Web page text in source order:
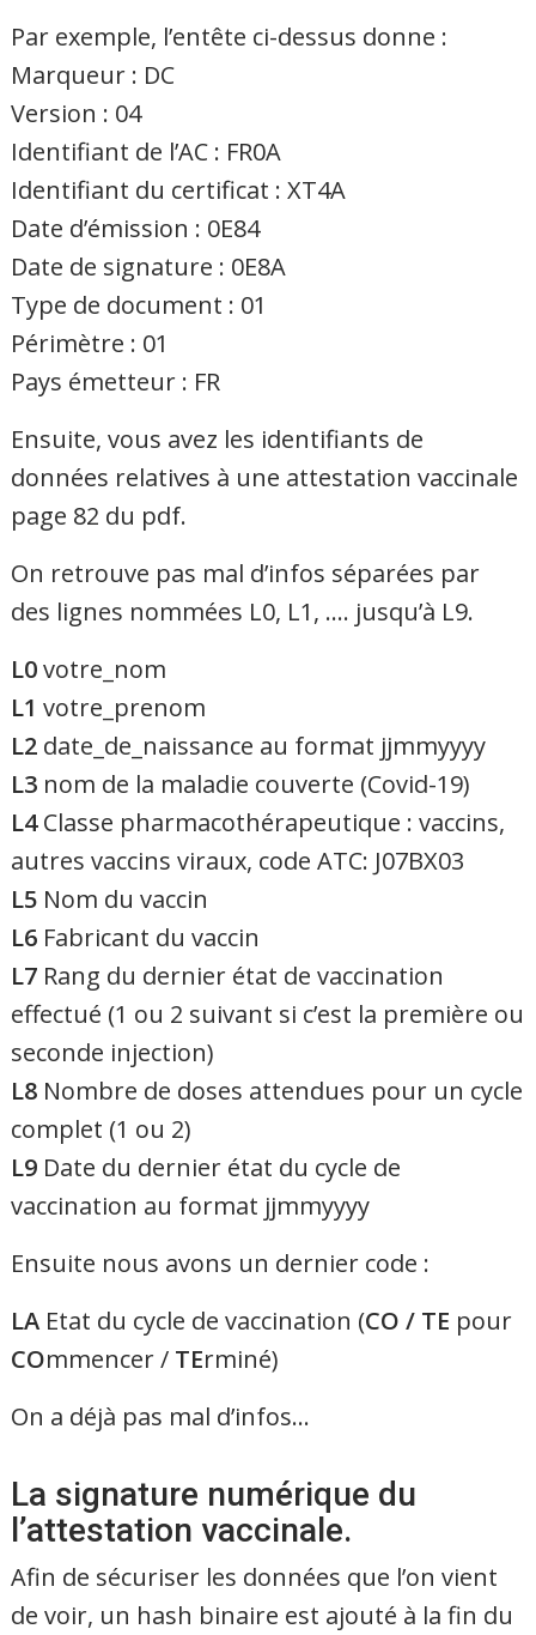
Par exemple, l’entête ci-dessus donne :
Marqueur : DC
Version : 04
Identifiant de l’AC : FR0A
Identifiant du certificat : XT4A
Date d’émission : 0E84
Date de signature : 0E8A
Type de document : 01
Périmètre : 01
Pays émetteur : FR
Ensuite, vous avez les identifiants de
données relatives à une attestation vaccinale
page 82 du pdf.
On retrouve pas mal d’infos séparées par
des lignes nommées L0, L1, …. jusqu’à L9.
L0votre_nom
L1 votre_prenom
L2 date_de_naissance au format jjmmyyyy
L3 nom de la maladie couverte (Covid-19)
L4Classe pharmacothérapeutique : vaccins,
autres vaccins viraux, code ATC: J07BX03
L5 Nom du vaccin
L6 Fabricant du vaccin
L7 Rang du dernier état de vaccination
effectué (1 ou 2 suivant si c’est la première ou
seconde injection)
L8 Nombre de doses attendues pour un cycle
complet (1 ou 2)
L9 Date du dernier état du cycle de
vaccination au format jjmmyyyy
Ensuite nous avons un dernier code :
LA Etat du cycle de vaccination (CO / TE pour
COmmencer / TErminé)
On a déjà pas mal d’infos…
La signature numérique du
l’attestation vaccinale.
Afin de sécuriser les données que l’on vient
de voir, un hash binaire est ajouté à la fin du